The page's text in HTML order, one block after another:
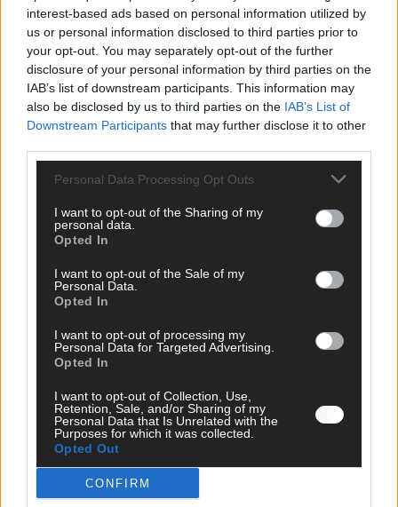
interest-based ads based on personal information utilized by
us or personal information disclosed to third parties prior to
your opt-out. You may separately opt-out of the further
disclosure of your personal information by third parties on the
IAB’s list of downstream participants. This information may
also be disclosed by us to third parties on the IAB’s List of
Downstream Participants that may further disclose it to other
Personal Data Processing Opt Outs
I want to opt-out of the Sharing of my
personal data.
Opted In
I want to opt-out of the Sale of my
Personal Data.
Opted In
I want to opt-out of processing my
Personal Data for Targeted Advertising.
Opted In
I want to opt-out of Collection, Use,
Retention, Sale, and/or Sharing of my
Personal Data that Is Unrelated with the
Purposes for which it was collected.
Opted Out
CONFIRM
Hinterlasse einen Kommentar
Wir freuen uns auf deinen Beitrag! Diskutiere mit und teile deine
Perspektive. Mit * gekennzeichnete Angaben sind Pflichtfelder.
Bitte nutze deinen Klarnamen (Vor- und Nachname) und eine
gültige E-Mail-Adresse (wird nicht veröffentlicht). Wir prüfen
jeden Kommentar kurz. Beiträge, die unsereNetiquette
respektieren, werden freigeschaltet; Hassrede, Beleidigungen,
Datenschutzvereinbarungen
Kommentar
Vor- und Nachname
E-Mail
Benachrichtige mich über nachfolgende Kommentare via E-
Mail.
Benachrichtige mich über neue Beiträge via E-Mail.